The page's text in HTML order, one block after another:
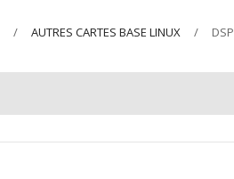
AUTRES CARTES BASE LINUX DSP